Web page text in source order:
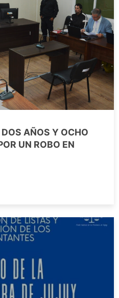
AÑOS Y OCHO
UN ROBO EN